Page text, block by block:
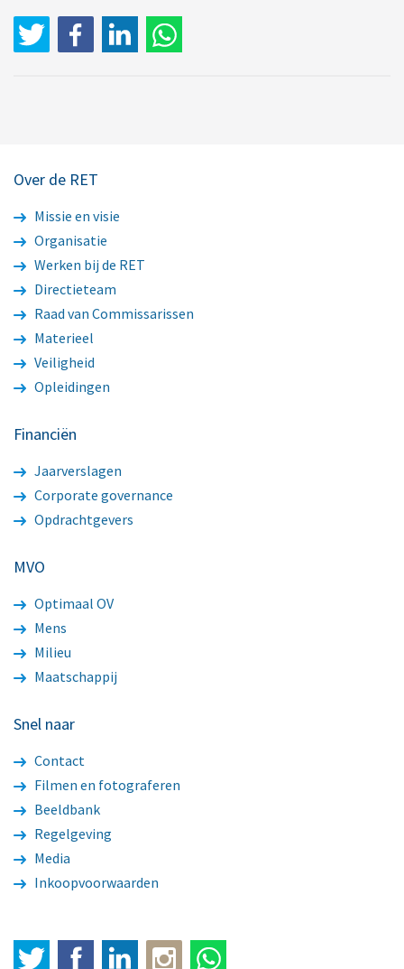
LinkedIn
Over de RET
Missie en visie
Organisatie
Werken bij de RET
Directieteam
Raad van Commissarissen
Materieel
Veiligheid
Opleidingen
Financiën
Jaarverslagen
Corporate governance
Opdrachtgevers
MVO
Optimaal OV
Mens
Milieu
Maatschappij
Snel naar
Contact
Filmen en fotograferen
Beeldbank
Regelgeving
Media
Inkoopvoorwaarden
Twitter FacebookLinkedIn